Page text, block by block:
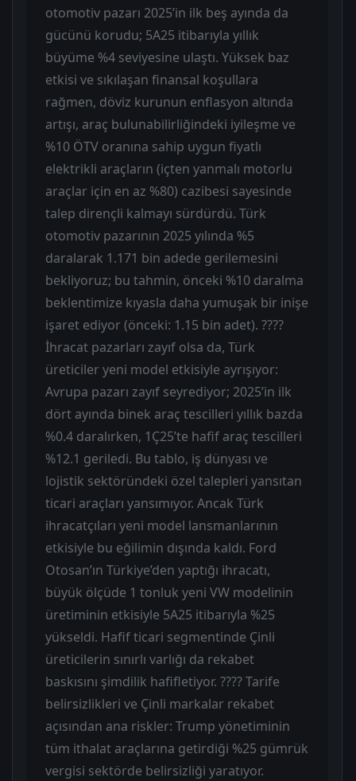
otomotiv pazarı 2025’in ilk beş ayında da
gücünü korudu; 5A25 itibarıyla yıllık
büyüme %4 seviyesine ulaştı. Yüksek baz
etkisi ve sıkılaşan finansal koşullara
rağmen, döviz kurunun enflasyon altında
artışı, araç bulunabilirliğindeki iyileşme ve
%10 ÖTV oranına sahip uygun fiyatlı
elektrikli araçların (içten yanmalı motorlu
araçlar için en az %80) cazibesi sayesinde
talep dirençli kalmayı sürdürdü. Türk
otomotiv pazarının 2025 yılında %5
daralarak 1.171 bin adede gerilemesini
bekliyoruz; bu tahmin, önceki %10 daralma
beklentimize kıyasla daha yumuşak bir inişe
işaret ediyor (önceki: 1.15 bin adet). ????
İhracat pazarları zayıf olsa da, Türk
üreticiler yeni model etkisiyle ayrışıyor:
Avrupa pazarı zayıf seyrediyor; 2025’in ilk
dört ayında binek araç tescilleri yıllık bazda
%0.4 daralırken, 1Ç25’te hafif araç tescilleri
%12.1 geriledi. Bu tablo, iş dünyası ve
lojistik sektöründeki özel talepleri yansıtan
ticari araçları yansımıyor. Ancak Türk
ihracatçıları yeni model lansmanlarının
etkisiyle bu eğilimin dışında kaldı. Ford
Otosan’ın Türkiye’den yaptığı ihracatı,
büyük ölçüde 1 tonluk yeni VW modelinin
üretiminin etkisiyle 5A25 itibarıyla %25
yükseldi. Hafif ticari segmentinde Çinli
üreticilerin sınırlı varlığı da rekabet
baskısını şimdilik hafifletiyor. ???? Tarife
belirsizlikleri ve Çinli markalar rekabet
açısından ana riskler: Trump yönetiminin
tüm ithalat araçlarına getirdiği %25 gümrük
vergisi sektörde belirsizliği yaratıyor.